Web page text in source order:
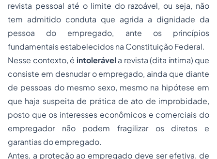
revista pessoal até o limite do razoável, ou seja, não
tem admitido conduta que agrida a dignidade da
pessoa do empregado, ante os princípios
fundamentais estabelecidos na Constituição Federal.
Nesse contexto, é intolerável a revista (dita íntima) que
consiste em desnudar o empregado, ainda que diante
de pessoas do mesmo sexo, mesmo na hipótese em
que haja suspeita de prática de ato de improbidade,
posto que os interesses econômicos e comerciais do
empregador não podem fragilizar os diretos e
garantias do empregado.
Antes, a proteção ao empregado deve ser efetiva, de